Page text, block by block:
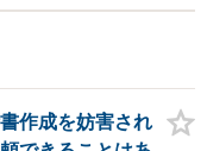
作成を妨害され